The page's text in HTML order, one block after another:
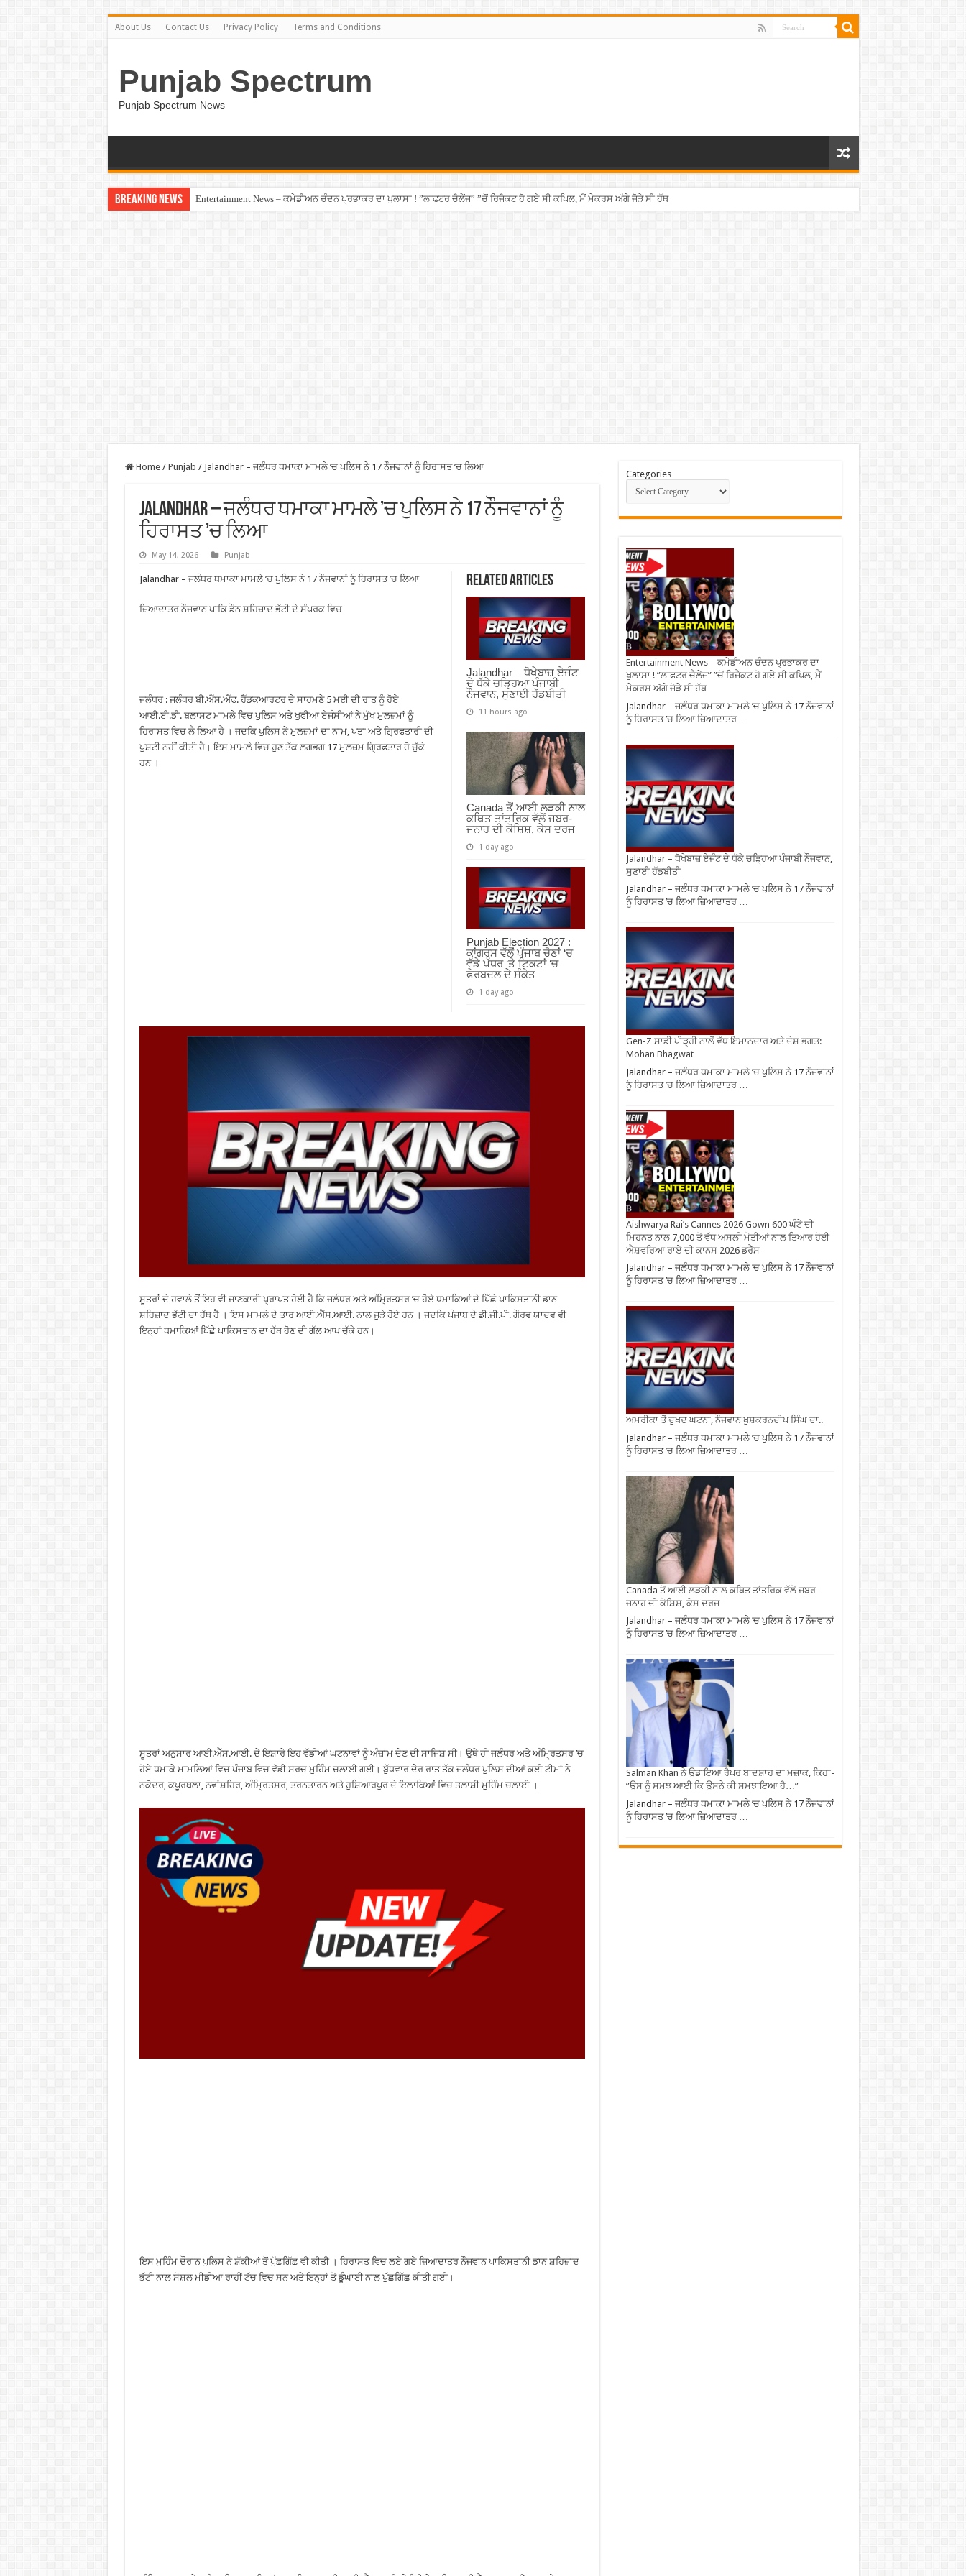
About Us Contact Us Privacy Policy Terms and Conditions
Punjab Spectrum
Punjab Spectrum News
Breaking News Entertainment News – ਕਮੇਡੀਅਨ ਚੰਦਨ ਪ੍ਰਭਾਕਰ ਦਾ ਖੁਲਾਸਾ ! ”ਲਾਫਟਰ ਚੈਲੇਂਜ” ”ਚੋਂ ਰਿਜੈਕਟ ਹੋ ਗਏ ਸੀ ਕਪਿਲ, ਮੈਂ ਮੇਕਰਸ ਅੱਗੇ ਜੋੜੇ ਸੀ ਹੱਥ
Home / Punjab / Jalandhar – ਜਲੰਧਰ ਧਮਾਕਾ ਮਾਮਲੇ ’ਚ ਪੁਲਿਸ ਨੇ 17 ਨੌਜਵਾਨਾਂ ਨੂੰ ਹਿਰਾਸਤ ’ਚ ਲਿਆ
Jalandhar – ਜਲੰਧਰ ਧਮਾਕਾ ਮਾਮਲੇ ’ਚ ਪੁਲਿਸ ਨੇ 17 ਨੌਜਵਾਨਾਂ ਨੂੰ
ਹਿਰਾਸਤ ’ਚ ਲਿਆ
May 14, 2026 Punjab
Related Articles
Jalandhar – ਧੋਖੇਬਾਜ਼ ਏਜੰਟ
ਦੇ ਧੱਕੇ ਚੜ੍ਹਿਆ ਪੰਜਾਬੀ
ਨੌਜਵਾਨ, ਸੁਣਾਈ ਹੱਡਬੀਤੀ
11 hours ago
Canada ਤੋਂ ਆਈ ਲੜਕੀ ਨਾਲ
ਕਥਿਤ ਤਾਂਤਰਿਕ ਵੱਲੋਂ ਜਬਰ-
ਜਨਾਹ ਦੀ ਕੋਸ਼ਿਸ਼, ਕੇਸ ਦਰਜ
1 day ago
Punjab Election 2027 :
ਕਾਂਗਰਸ ਵੱਲੋਂ ਪੰਜਾਬ ਚੋਣਾਂ ‘ਚ
ਵੱਡੇ ਪੱਧਰ ‘ਤੇ ਟਿਕਟਾਂ ‘ਚ
ਫੇਰਬਦਲ ਦੇ ਸੰਕੇਤ
1 day ago
Jalandhar – ਜਲੰਧਰ ਧਮਾਕਾ ਮਾਮਲੇ ’ਚ ਪੁਲਿਸ ਨੇ 17 ਨੌਜਵਾਨਾਂ ਨੂੰ ਹਿਰਾਸਤ ’ਚ ਲਿਆ
ਜ਼ਿਆਦਾਤਰ ਨੌਜਵਾਨ ਪਾਕਿ ਡੌਨ ਸ਼ਹਿਜ਼ਾਦ ਭੱਟੀ ਦੇ ਸੰਪਰਕ ਵਿਚ
ਜਲੰਧਰ : ਜਲੰਧਰ ਬੀ.ਐੱਸ.ਐੱਫ. ਹੈੱਡਕੁਆਰਟਰ ਦੇ ਸਾਹਮਣੇ 5 ਮਈ ਦੀ ਰਾਤ ਨੂੰ ਹੋਏ
ਆਈ.ਈ.ਡੀ. ਬਲਾਸਟ ਮਾਮਲੇ ਵਿਚ ਪੁਲਿਸ ਅਤੇ ਖੁਫੀਆ ਏਜੰਸੀਆਂ ਨੇ ਮੁੱਖ ਮੁਲਜ਼ਮਾਂ ਨੂੰ
ਹਿਰਾਸਤ ਵਿਚ ਲੈ ਲਿਆ ਹੈ । ਜਦਕਿ ਪੁਲਿਸ ਨੇ ਮੁਲਜ਼ਮਾਂ ਦਾ ਨਾਮ, ਪਤਾ ਅਤੇ ਗ੍ਰਿਫਤਾਰੀ ਦੀ
ਪੁਸ਼ਟੀ ਨਹੀਂ ਕੀਤੀ ਹੈ। ਇਸ ਮਾਮਲੇ ਵਿਚ ਹੁਣ ਤੱਕ ਲਗਭਗ 17 ਮੁਲਜ਼ਮ ਗ੍ਰਿਫਤਾਰ ਹੋ ਚੁੱਕੇ
ਹਨ ।
ਸੂਤਰਾਂ ਦੇ ਹਵਾਲੇ ਤੋਂ ਇਹ ਵੀ ਜਾਣਕਾਰੀ ਪ੍ਰਾਪਤ ਹੋਈ ਹੈ ਕਿ ਜਲੰਧਰ ਅਤੇ ਅੰਮ੍ਰਿਤਸਰ ’ਚ ਹੋਏ ਧਮਾਕਿਆਂ ਦੇ ਪਿੱਛੇ ਪਾਕਿਸਤਾਨੀ ਡਾਨ
ਸ਼ਹਿਜ਼ਾਦ ਭੱਟੀ ਦਾ ਹੱਥ ਹੈ । ਇਸ ਮਾਮਲੇ ਦੇ ਤਾਰ ਆਈ.ਐੱਸ.ਆਈ. ਨਾਲ ਜੁੜੇ ਹੋਏ ਹਨ । ਜਦਕਿ ਪੰਜਾਬ ਦੇ ਡੀ.ਜੀ.ਪੀ. ਗੌਰਵ ਯਾਦਵ ਵੀ
ਇਨ੍ਹਾਂ ਧਮਾਕਿਆਂ ਪਿੱਛੇ ਪਾਕਿਸਤਾਨ ਦਾ ਹੱਥ ਹੋਣ ਦੀ ਗੱਲ ਆਖ ਚੁੱਕੇ ਹਨ।
ਸੂਤਰਾਂ ਅਨੁਸਾਰ ਆਈ.ਐੱਸ.ਆਈ. ਦੇ ਇਸ਼ਾਰੇ ਇਹ ਵੱਡੀਆਂ ਘਟਨਾਵਾਂ ਨੂੰ ਅੰਜ਼ਾਮ ਦੇਣ ਦੀ ਸਾਜਿਸ਼ ਸੀ। ਉਥੇ ਹੀ ਜਲੰਧਰ ਅਤੇ ਅੰਮ੍ਰਿਤਸਰ ’ਚ
ਹੋਏ ਧਮਾਕੇ ਮਾਮਲਿਆਂ ਵਿਚ ਪੰਜਾਬ ਵਿਚ ਵੱਡੀ ਸਰਚ ਮੁਹਿੰਮ ਚਲਾਈ ਗਈ। ਬੁੱਧਵਾਰ ਦੇਰ ਰਾਤ ਤੱਕ ਜਲੰਧਰ ਪੁਲਿਸ ਦੀਆਂ ਕਈ ਟੀਮਾਂ ਨੇ
ਨਕੋਦਰ, ਕਪੂਰਥਲਾ, ਨਵਾਂਸ਼ਹਿਰ, ਅੰਮ੍ਰਿਤਸਰ, ਤਰਨਤਾਰਨ ਅਤੇ ਹੁਸ਼ਿਆਰਪੁਰ ਦੇ ਇਲਾਕਿਆਂ ਵਿਚ ਤਲਾਸ਼ੀ ਮੁਹਿੰਮ ਚਲਾਈ ।
ਇਸ ਮੁਹਿੰਮ ਦੌਰਾਨ ਪੁਲਿਸ ਨੇ ਸ਼ੱਕੀਆਂ ਤੋਂ ਪੁੱਛਗਿੱਛ ਵੀ ਕੀਤੀ । ਹਿਰਾਸਤ ਵਿਚ ਲਏ ਗਏ ਜ਼ਿਆਦਾਤਰ ਨੌਜਵਾਨ ਪਾਕਿਸਤਾਨੀ ਡਾਨ ਸ਼ਹਿਜ਼ਾਦ
ਭੱਟੀ ਨਾਲ ਸੋਸ਼ਲ ਮੀਡੀਆ ਰਾਹੀਂ ਟੱਚ ਵਿਚ ਸਨ ਅਤੇ ਇਨ੍ਹਾਂ ਤੋਂ ਡੂੰਘਾਈ ਨਾਲ ਪੁੱਛਗਿੱਛ ਕੀਤੀ ਗਈ।
Categories
Entertainment News – ਕਮੇਡੀਅਨ ਚੰਦਨ ਪ੍ਰਭਾਕਰ ਦਾ
ਖੁਲਾਸਾ ! ”ਲਾਫਟਰ ਚੈਲੇਂਜ” ”ਚੋਂ ਰਿਜੈਕਟ ਹੋ ਗਏ ਸੀ ਕਪਿਲ, ਮੈਂ
ਮੇਕਰਸ ਅੱਗੇ ਜੋੜੇ ਸੀ ਹੱਥ
Jalandhar – ਜਲੰਧਰ ਧਮਾਕਾ ਮਾਮਲੇ ’ਚ ਪੁਲਿਸ ਨੇ 17 ਨੌਜਵਾਨਾਂ
ਨੂੰ ਹਿਰਾਸਤ ’ਚ ਲਿਆ ਜ਼ਿਆਦਾਤਰ …
Jalandhar – ਧੋਖੇਬਾਜ਼ ਏਜੰਟ ਦੇ ਧੱਕੇ ਚੜ੍ਹਿਆ ਪੰਜਾਬੀ ਨੌਜਵਾਨ,
ਸੁਣਾਈ ਹੱਡਬੀਤੀ
Jalandhar – ਜਲੰਧਰ ਧਮਾਕਾ ਮਾਮਲੇ ’ਚ ਪੁਲਿਸ ਨੇ 17 ਨੌਜਵਾਨਾਂ
ਨੂੰ ਹਿਰਾਸਤ ’ਚ ਲਿਆ ਜ਼ਿਆਦਾਤਰ …
Gen-Z ਸਾਡੀ ਪੀੜ੍ਹੀ ਨਾਲੋਂ ਵੱਧ ਇਮਾਨਦਾਰ ਅਤੇ ਦੇਸ਼ ਭਗਤ:
Mohan Bhagwat
Jalandhar – ਜਲੰਧਰ ਧਮਾਕਾ ਮਾਮਲੇ ’ਚ ਪੁਲਿਸ ਨੇ 17 ਨੌਜਵਾਨਾਂ
ਨੂੰ ਹਿਰਾਸਤ ’ਚ ਲਿਆ ਜ਼ਿਆਦਾਤਰ …
Aishwarya Rai’s Cannes 2026 Gown 600 ਘੰਟੇ ਦੀ
ਮਿਹਨਤ ਨਾਲ 7,000 ਤੋਂ ਵੱਧ ਅਸਲੀ ਮੋਤੀਆਂ ਨਾਲ ਤਿਆਰ ਹੋਈ
ਐਸ਼ਵਰਿਆ ਰਾਏ ਦੀ ਕਾਨਸ 2026 ਡਰੈੱਸ
Jalandhar – ਜਲੰਧਰ ਧਮਾਕਾ ਮਾਮਲੇ ’ਚ ਪੁਲਿਸ ਨੇ 17 ਨੌਜਵਾਨਾਂ
ਨੂੰ ਹਿਰਾਸਤ ’ਚ ਲਿਆ ਜ਼ਿਆਦਾਤਰ …
ਅਮਰੀਕਾ ਤੋਂ ਦੁਖਦ ਘਟਨਾ, ਨੌਜਵਾਨ ਖੁਸ਼ਕਰਨਦੀਪ ਸਿੰਘ ਦਾ..
Jalandhar – ਜਲੰਧਰ ਧਮਾਕਾ ਮਾਮਲੇ ’ਚ ਪੁਲਿਸ ਨੇ 17 ਨੌਜਵਾਨਾਂ
ਨੂੰ ਹਿਰਾਸਤ ’ਚ ਲਿਆ ਜ਼ਿਆਦਾਤਰ …
Canada ਤੋਂ ਆਈ ਲੜਕੀ ਨਾਲ ਕਥਿਤ ਤਾਂਤਰਿਕ ਵੱਲੋਂ ਜਬਰ-
ਜਨਾਹ ਦੀ ਕੋਸ਼ਿਸ਼, ਕੇਸ ਦਰਜ
Jalandhar – ਜਲੰਧਰ ਧਮਾਕਾ ਮਾਮਲੇ ’ਚ ਪੁਲਿਸ ਨੇ 17 ਨੌਜਵਾਨਾਂ
ਨੂੰ ਹਿਰਾਸਤ ’ਚ ਲਿਆ ਜ਼ਿਆਦਾਤਰ …
Salman Khan ਨੇ ਉਡਾਇਆ ਰੈਪਰ ਬਾਦਸ਼ਾਹ ਦਾ ਮਜ਼ਾਕ, ਕਿਹਾ-
”ਉਸ ਨੂੰ ਸਮਝ ਆਈ ਕਿ ਉਸਨੇ ਕੀ ਸਮਝਾਇਆ ਹੈ…”
Jalandhar – ਜਲੰਧਰ ਧਮਾਕਾ ਮਾਮਲੇ ’ਚ ਪੁਲਿਸ ਨੇ 17 ਨੌਜਵਾਨਾਂ
ਨੂੰ ਹਿਰਾਸਤ ’ਚ ਲਿਆ ਜ਼ਿਆਦਾਤਰ …